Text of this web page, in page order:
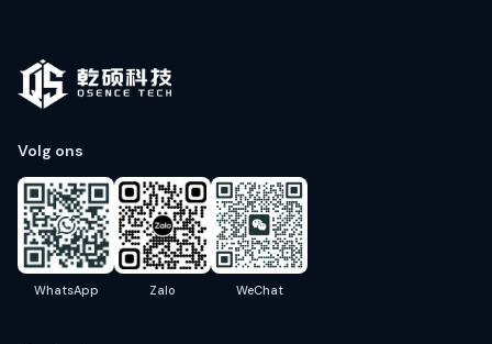
Volg ons
WhatsApp Zalo WeChat